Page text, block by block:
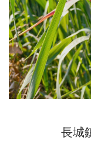
長城